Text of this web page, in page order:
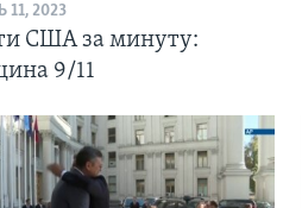
11, 2023
США за минуту:
9/11